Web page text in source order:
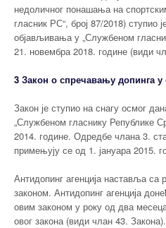
недоличног понашања на
гласник РС“, број 87/2018) ступио
објављивања у „Службеном
21. новембра 2018. године (види
3 Закон о спречавању допинга у
Закон је ступио на снагу осмог
„Службеном гласнику Републике
2014. године. Одредбе члана 3.
примењују се од 1. јануара 2015.
Антидопинг агенција наставља
законом. Антидопинг агенција
овим законом у року од два
овог закона (види члан 43. Закона).